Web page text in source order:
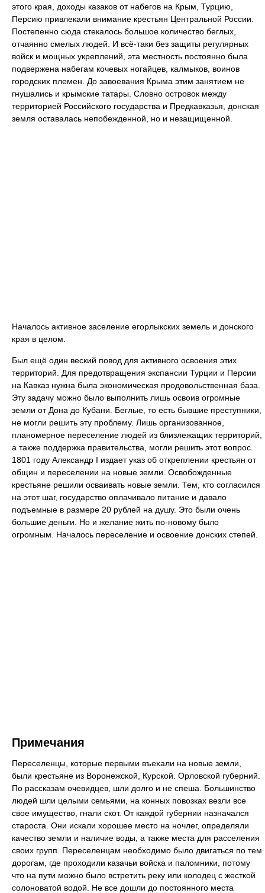
этого края, доходы казаков от набегов на Крым, Турцию,
Персию привлекали внимание крестьян Центральной России.
Постепенно сюда стекалось большое количество беглых,
отчаянно смелых людей. И всё-таки без защиты регулярных
войск и мощных укреплений, эта местность постоянно была
подвержена набегам кочевых ногайцев, калмыков, воинов
городских племен. До завоевания Крыма этим занятием не
гнушались и крымские татары. Словно островок между
территорией Российского государства и Предкавказья, донская
земля оставалась непобежденной, но и незащищенной.
Началось активное заселение егорлыкских земель и донского
края в целом.
Был ещё один веский повод для активного освоения этих
территорий. Для предотвращения экспансии Турции и Персии
на Кавказ нужна была экономическая продовольственная база.
Эту задачу можно было выполнить лишь освоив огромные
земли от Дона до Кубани. Беглые, то есть бывшие преступники,
не могли решить эту проблему. Лишь организованное,
планомерное переселение людей из близлежащих территорий,
а также поддержка правительства, могли решить этот вопрос.
1801 году Александр I издает указ об откреплении крестьян от
общин и переселении на новые земли. Освобожденные
крестьяне решили осваивать новые земли. Тем, кто согласился
на этот шаг, государство оплачивало питание и давало
подъемные в размере 20 рублей на душу. Это были очень
большие деньги. Но и желание жить по-новому было
огромным. Началось переселение и освоение донских степей.
Примечания
Переселенцы, которые первыми въехали на новые земли,
были крестьяне из Воронежской, Курской. Орловской губерний.
По рассказам очевидцев, шли долго и не спеша. Большинство
людей шли целыми семьями, на конных повозках везли все
свое имущество, гнали скот. От каждой губернии назначался
староста. Они искали хорошее место на ночлег, определяли
качество земли и наличие воды, а также места для расселения
своих групп. Переселенцам необходимо было двигаться по тем
дорогам, где проходили казачьи войска и паломники, потому
что на пути можно было встретить реку или колодец с жесткой
солоноватой водой. Не все дошли до постоянного места